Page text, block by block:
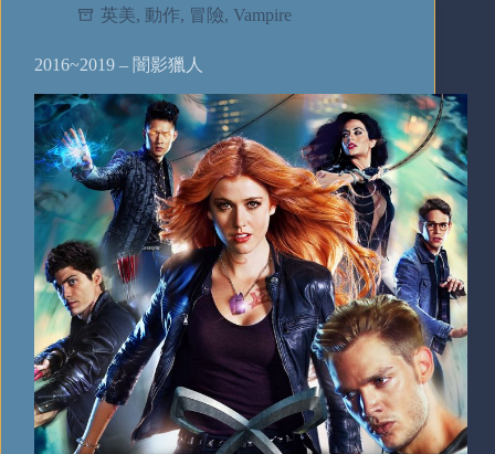
英美, 動作, 冒險, Vampire
2016~2019 – 闇影獵人